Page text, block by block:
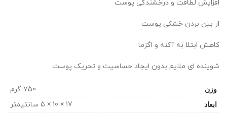
افزایش لطافت و درخشندگی پوست
از بین بردن خشکی پوست
کاهش ابتلا به آکنه و اگزما
شوینده ای ملایم بدون ایجاد حساسیت و تحریک پوست
وزن 750 گرم
ابعاد 17 × 10 × 5 سانتیمتر